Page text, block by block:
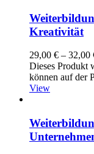
Kreativität
29,00 € – 32,00
Dieses Produkt
können auf der
View